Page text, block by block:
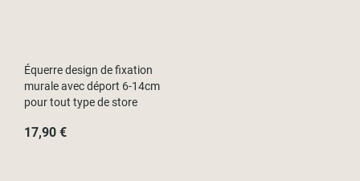
Équerre design de fixation
murale avec déport 6-14cm
pour tout type de store
17,90 €